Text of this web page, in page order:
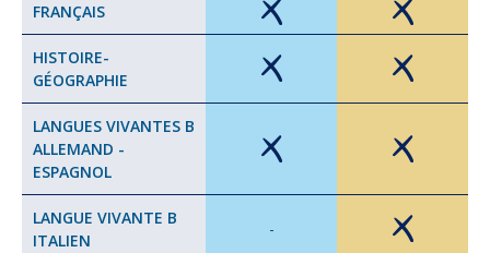
FRANÇAIS
HISTOIRE-
GÉOGRAPHIE
LANGUES VIVANTES B
ALLEMAND -
ESPAGNOL
LANGUE VIVANTE B
ITALIEN
-